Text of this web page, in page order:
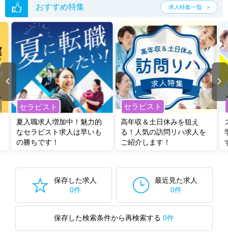
おすすめ特集 求人特集一覧
セラピスト
夏入職求人増加中！魅力的
なセラピスト求人は早いも
の勝ちです！
セラピスト
高年収＆土日休みを狙え
る！人気の訪問リハ求人を
ご紹介します！
保存した求人
0件
最近見た求人
0件
保存した検索条件から再検索する 0件